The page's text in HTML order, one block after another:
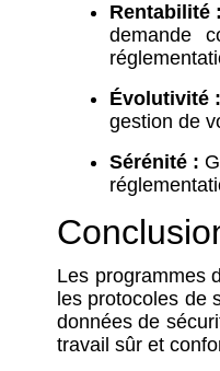
Rentabilité :
demande
Évolutivité :
gestion de
Sérénité :
Les programmes
les protocoles de
données de
travail sûr et